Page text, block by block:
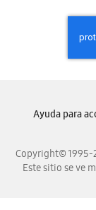
Copyright© 1995-
Este sitio se ve
Ayuda para